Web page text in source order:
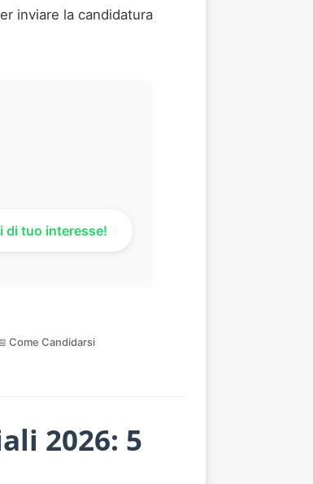
inviare la candidatura
di tuo interesse!
Come Candidarsi
2026: 5